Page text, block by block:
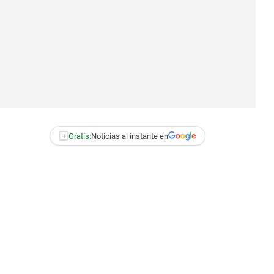
+ Gratis:Noticias al instante en